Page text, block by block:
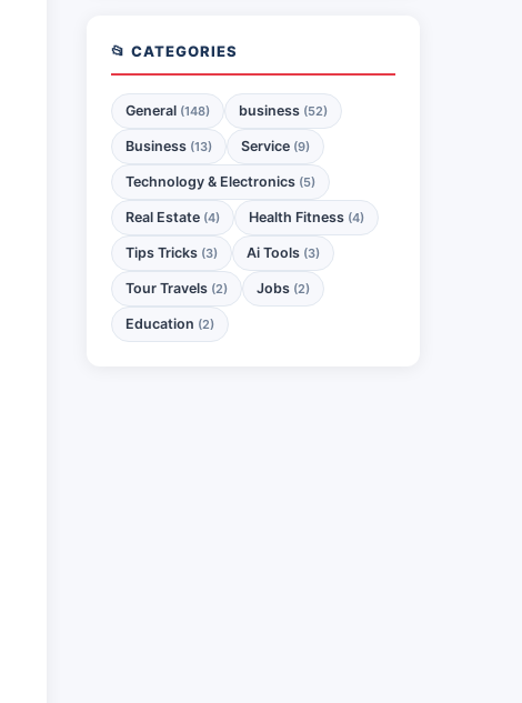
📂 CATEGORIES
General (148) business (52)
Business (13) Service (9)
Technology & Electronics (5)
Real Estate (4) Health Fitness (4)
Tips Tricks (3) Ai Tools (3)
Tour Travels (2) Jobs (2)
Education (2)